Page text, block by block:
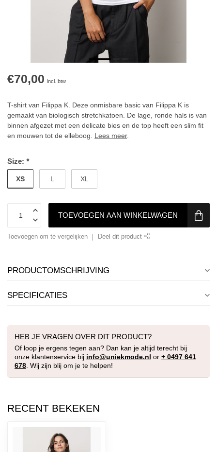
€70,00 Incl. btw
T-shirt van Filippa K. Deze onmisbare basic van Filippa K is
gemaakt van biologisch stretchkatoen. De lage, ronde hals is van
binnen afgezet met een delicate bies en de top heeft een slim fit
en mouwen tot de elleboog. Lees meer.
Size: *
XS L XL
TOEVOEGEN AAN WINKELWAGEN
Toevoegen om te vergelijken Deel dit product
PRODUCTOMSCHRIJVING
SPECIFICATIES
HEB JE VRAGEN OVER DIT PRODUCT?
Of loop je ergens tegen aan? Dan kan je altijd terecht bij
onze klantenservice bij info@uniekmode.nl or + 0497 641
678. Wij zijn blij om je te helpen!
RECENT BEKEKEN